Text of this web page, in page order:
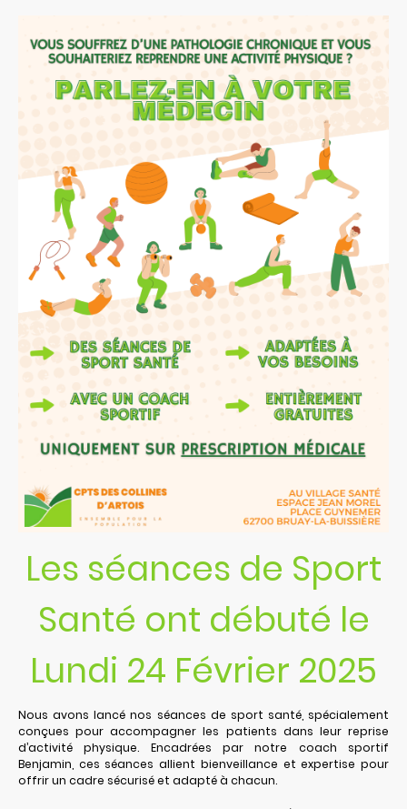
Les séances de Sport
Santé ont débuté le
Lundi 24 Février 2025
Nous avons lancé nos séances de sport santé, spécialement
conçues pour accompagner les patients dans leur reprise
d’activité physique. Encadrées par notre coach sportif
Benjamin, ces séances allient bienveillance et expertise pour
offrir un cadre sécurisé et adapté à chacun.